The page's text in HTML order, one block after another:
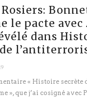
Rosiers:
le pacte avec
dans
« Histoire secrète
», que j’ai cosigné avec